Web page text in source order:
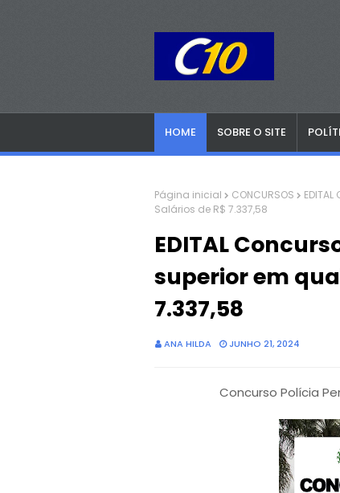
HOME SOBRE O SITE
Página inicial CONCURSOS
Salários de R$ 7.337,58
EDITAL
superior em
7.337,58
ANA HILDA JUNHO 21, 2024
Concurso Polícia